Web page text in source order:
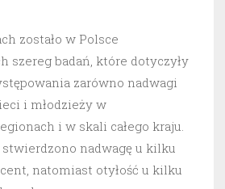
zostało w Polsce
szereg badań, które dotyczyły
zarówno nadwagi
i młodzieży w
i w skali całego kraju.
nadwagę u kilku
natomiast otyłość u kilku